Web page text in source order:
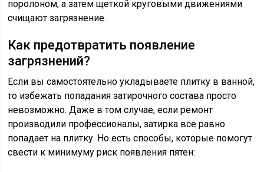
поролоном, а затем щеткой круговыми движениями
счищают загрязнение.
Как предотвратить появление
загрязнений?
Если вы самостоятельно укладываете плитку в ванной,
то избежать попадания затирочного состава просто
невозможно. Даже в том случае, если ремонт
производили профессионалы, затирка все равно
попадает на плитку. Но есть способы, которые помогут
свести к минимуму риск появления пятен: